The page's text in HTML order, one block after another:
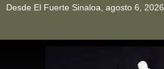
Desde El Fuerte Sinaloa, agosto 6, 2026